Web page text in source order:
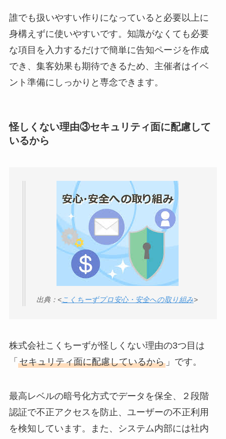
誰でも扱いやすい作りになっていると必要以上に
身構えずに使いやすいです。知識がなくても必要
な項目を入力するだけで簡単に告知ページを作成
でき、集客効果も期待できるため、主催者はイベ
ント準備にしっかりと専念できます。
怪しくない理由③セキュリティ面に配慮して
いるから
出典：<こくちーずプロ安心・安全への取り組み>
株式会社こくちーずが怪しくない理由の3つ目は
「 セキュリティ面に配慮しているから」です。
最高レベルの暗号化方式でデータを保全、２段階
認証で不正アクセスを防止、ユーザーの不正利用
を検知しています。また、システム内部には社内